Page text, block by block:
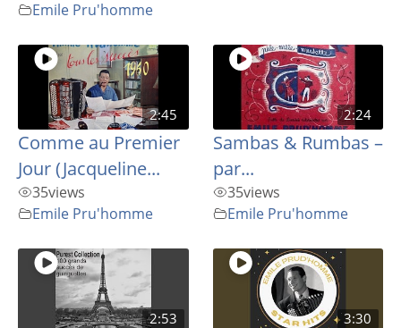
Emile Pru'homme
2:45
Comme au Premier
Jour (Jacqueline...
35views
Emile Pru'homme
2:24
Sambas & Rumbas –
par...
35views
Emile Pru'homme
2:53 3:30